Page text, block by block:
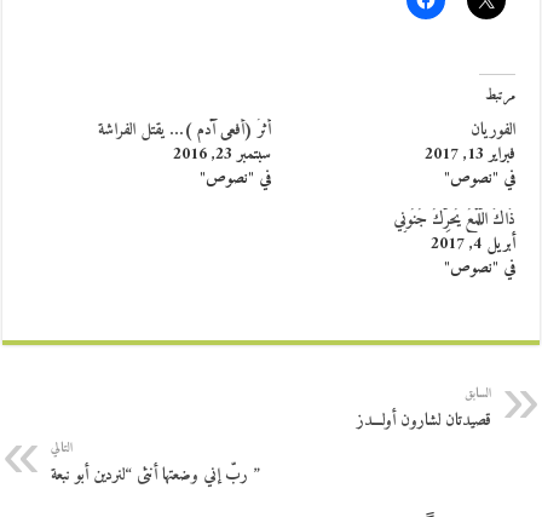
مرتبط
الفوريان
فبراير 13, 2017
في "نصوص"
أثرُ (أفعى آدم )… يقتل الفراشة
سبتمبر 23, 2016
في "نصوص"
ذَاكَ اللَّمْعُ يُحرِّكُ جُنُونِي
أبريل 4, 2017
في "نصوص"
السابق
قصيدتان لشارون أولـــدز
التالي
” ربّ إني وضعتها أنثى “لنردين أبو نبعة